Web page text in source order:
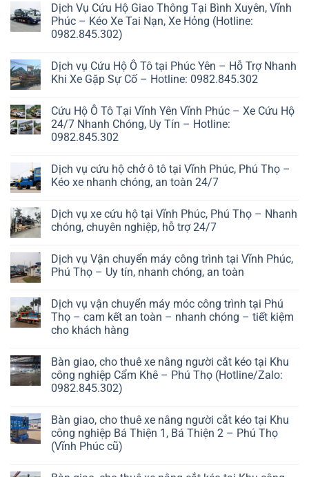
Dịch Vụ Cứu Hộ Giao Thông Tại Bình Xuyên, Vĩnh
Phúc – Kéo Xe Tai Nạn, Xe Hỏng (Hotline:
0982.845.302)
Dịch vụ Cứu Hộ Ô Tô tại Phúc Yên – Hỗ Trợ Nhanh
Khi Xe Gặp Sự Cố – Hotline: 0982.845.302
Cứu Hộ Ô Tô Tại Vĩnh Yên Vĩnh Phúc – Xe Cứu Hộ
24/7 Nhanh Chóng, Uy Tín – Hotline:
0982.845.302
Dịch vụ cứu hộ chở ô tô tại Vĩnh Phúc, Phú Thọ –
Kéo xe nhanh chóng, an toàn 24/7
Dịch vụ xe cứu hộ tại Vĩnh Phúc, Phú Thọ – Nhanh
chóng, chuyên nghiệp, hỗ trợ 24/7
Dịch vụ Vận chuyển máy công trình tại Vĩnh Phúc,
Phú Thọ – Uy tín, nhanh chóng, an toàn
Dịch vụ vận chuyển máy móc công trình tại Phú
Thọ – cam kết an toàn – nhanh chóng – tiết kiệm
cho khách hàng
Bàn giao, cho thuê xe nâng người cắt kéo tại Khu
công nghiệp Cẩm Khê – Phú Thọ (Hotline/Zalo:
0982.845.302)
Bàn giao, cho thuê xe nâng người cắt kéo tại Khu
công nghiệp Bá Thiện 1, Bá Thiện 2 – Phú Thọ
(Vĩnh Phúc cũ)